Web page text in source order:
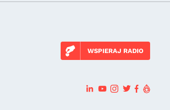
WSPIERAJ RADIO